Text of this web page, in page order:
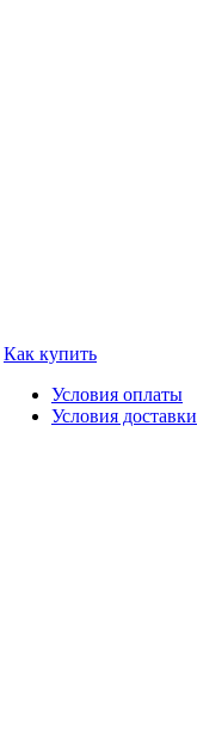
Как купить
Условия оплаты
Условия доставки